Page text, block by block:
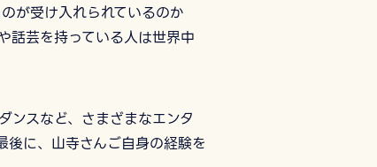
が受け入れられているのか
話芸を持っている人は世界中
ンスなど、さまざまなエンタ
後に、山寺さんご自身の経験を